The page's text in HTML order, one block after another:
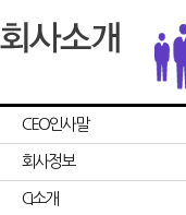
CEO인사말
회사정보
CI소개